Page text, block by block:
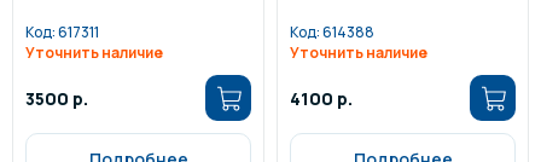
Код:617311
Уточнить наличие
3500 р.
Код:614388
Уточнить наличие
4100 р.